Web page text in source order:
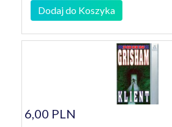
Dodaj do Koszyka
6,00 PLN